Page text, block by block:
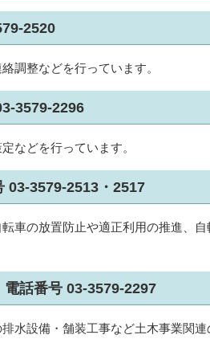
2520
調整などを行っています。
3579-2296
などを行っています。
3579-2513・2517
車の放置防止や適正利用の推進、
話番号 03-3579-2297
水設備・舗装工事など土木事業関